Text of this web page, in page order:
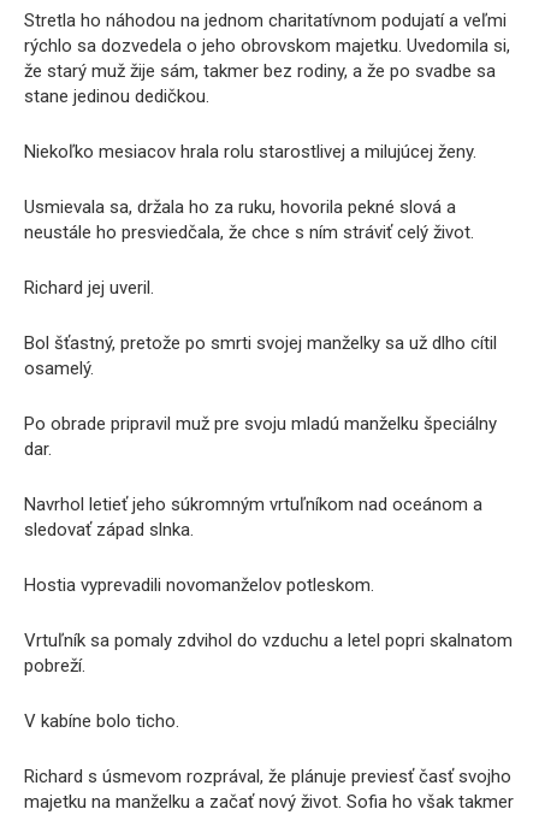
Stretla ho náhodou na jednom charitatívnom podujatí a veľmi
rýchlo sa dozvedela o jeho obrovskom majetku. Uvedomila si,
že starý muž žije sám, takmer bez rodiny, a že po svadbe sa
stane jedinou dedičkou.
Niekoľko mesiacov hrala rolu starostlivej a milujúcej ženy.
Usmievala sa, držala ho za ruku, hovorila pekné slová a
neustále ho presviedčala, že chce s ním stráviť celý život.
Richard jej uveril.
Bol šťastný, pretože po smrti svojej manželky sa už dlho cítil
osamelý.
Po obrade pripravil muž pre svoju mladú manželku špeciálny
dar.
Navrhol letieť jeho súkromným vrtuľníkom nad oceánom a
sledovať západ slnka.
Hostia vyprevadili novomanželov potleskom.
Vrtuľník sa pomaly zdvihol do vzduchu a letel popri skalnatom
pobreží.
V kabíne bolo ticho.
Richard s úsmevom rozprával, že plánuje previesť časť svojho
majetku na manželku a začať nový život. Sofia ho však takmer